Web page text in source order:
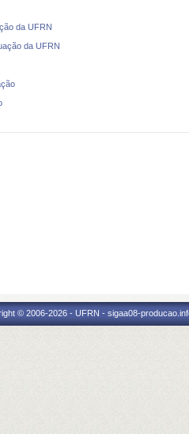
da UFRN
da UFRN
© 2006-2026 - UFRN - sigaa08-